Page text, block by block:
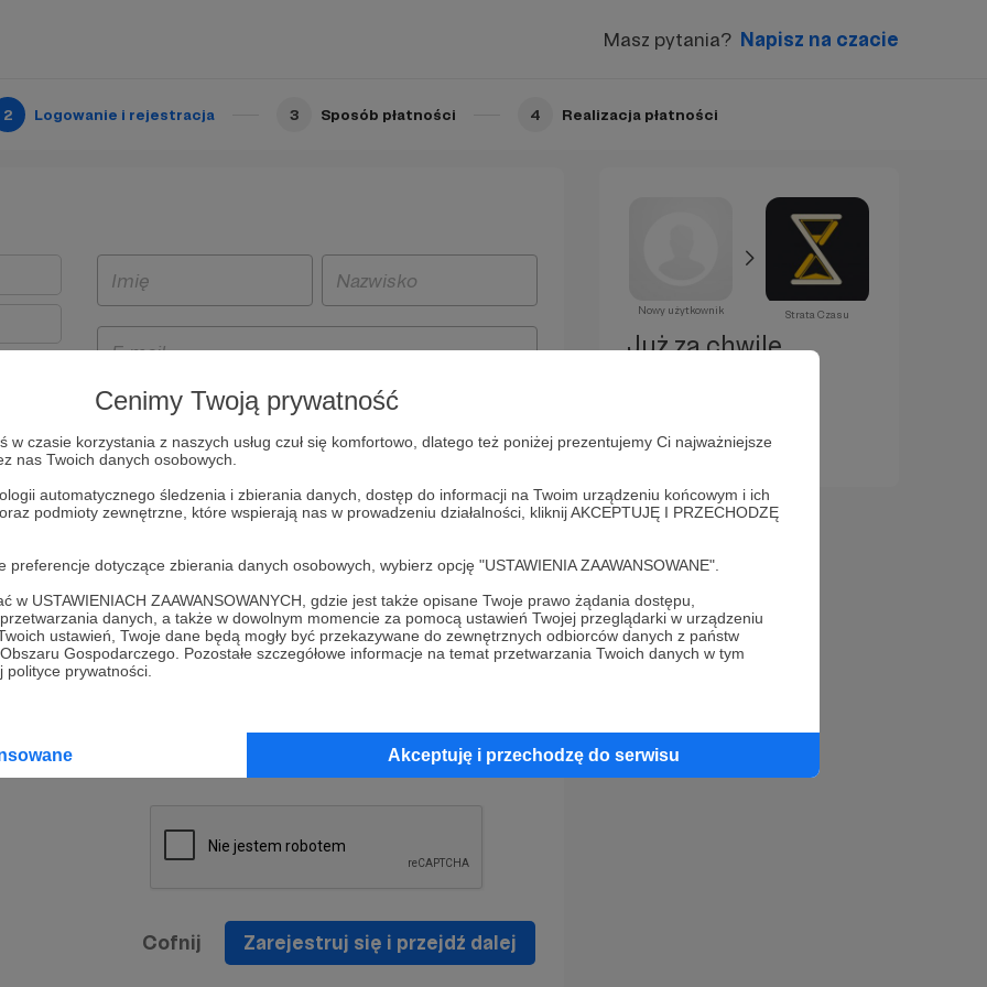
Cenimy Twoją prywatność
w czasie korzystania z naszych usług czuł się komfortowo, dlatego też poniżej prezentujemy Ci najważniejsze
nas Twoich danych osobowych.
automatycznego śledzenia i zbierania danych, dostęp do informacji na Twoim urządzeniu końcowym i ich
podmioty zewnętrzne, które wspierają nas w prowadzeniu działalności, kliknij AKCEPTUJĘ I PRZECHODZĘ
dotyczące zbierania danych osobowych, wybierz opcję "USTAWIENIA ZAAWANSOWANE".
w USTAWIENIACH ZAAWANSOWANYCH, gdzie jest także opisane Twoje prawo żądania dostępu,
danych, a także w dowolnym momencie za pomocą ustawień Twojej przeglądarki w urządzeniu
ustawień, Twoje dane będą mogły być przekazywane do zewnętrznych odbiorców danych z państw
Gospodarczego. Pozostałe szczegółowe informacje na temat przetwarzania Twoich danych w tym
prywatności.
Akceptuję i przechodzę do serwisu
Masz pytania? Napisz na czacie
2 Logowanie i rejestracja 3 Sposób płatności 4 Realizacja płatności
i
będą
z
prawo
na
Politykę Prywatności
* Wyrażam zgodę na przetwarzanie moich danych
osobowych podanych w formularzu rejestracyjnym w celu
prawidłowego świadczenia usług serwisu Patronite.
informacji handlowych - newslettera. Opcja ta może zostać
Cofnij Zarejestruj się i przejdź dalej
Nowy użytkownik Strata Czasu
Już za chwilę